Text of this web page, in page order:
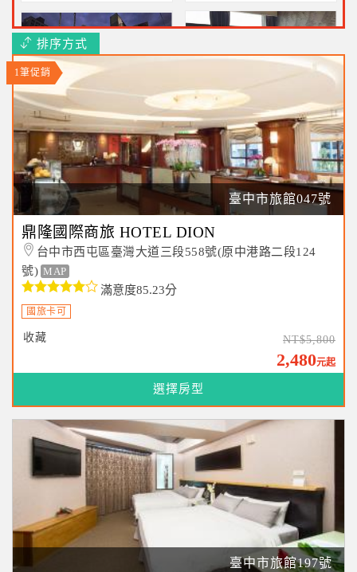
超巨型按摩浴缸$1780起 不含早最優惠1052元起
排序方式
1筆促銷
臺中市旅館047號
鼎隆國際商旅 HOTEL DION
台中市西屯區臺灣大道三段558號(原中港路二段124
號) MAP
滿意度85.23分
國旅卡可
收藏 NT$5,800
2,480元起
選擇房型
臺中市旅館197號